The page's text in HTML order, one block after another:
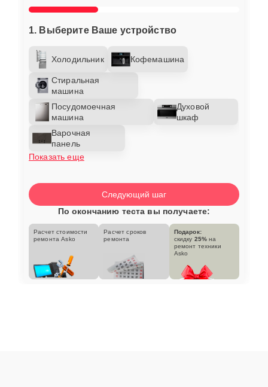
1. Выберите Ваше устройство
Холодильник Кофемашина
Стиральная
машина
Посудомоечная
машина
Духовой
шкаф
Варочная
панель
Показать еще
Следующий шаг
По окончанию теста вы получаете:
Расчет стоимости
ремонта Asko
Расчет сроков
ремонта
Подарок:
скидку 25% на
ремонт техники
Asko